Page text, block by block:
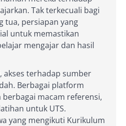
Tak terkecuali bagi
tua, persiapan yang
untuk memastikan
mengajar dan hasil
akses terhadap sumber
Berbagai platform
macam referensi,
untuk UTS.
yang mengikuti Kurikulum